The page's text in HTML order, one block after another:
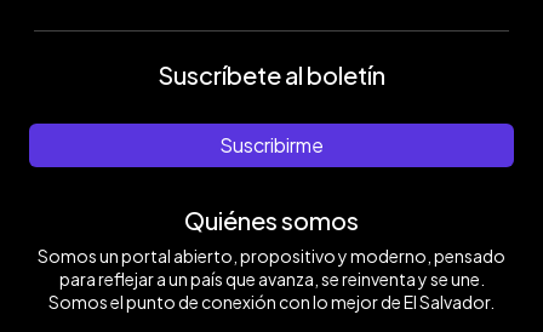
Suscríbete al boletín
Suscribirme
Quiénes somos
Somos un portal abierto, propositivo y moderno, pensado
para reflejar a un país que avanza, se reinventa y se une.
Somos el punto de conexión con lo mejor de El Salvador.